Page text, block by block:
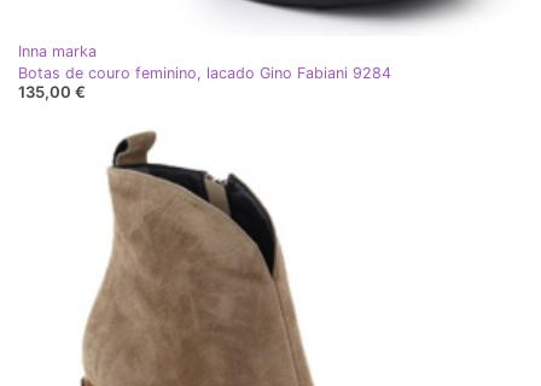
Inna marka
Botas de couro feminino, lacado Gino Fabiani 9284
135,00 €